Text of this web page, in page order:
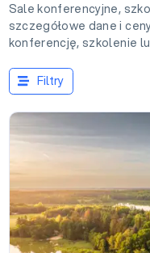
Sale konferencyjne,
szczegółowe dane i
konferencję, szkolenie
Filtry